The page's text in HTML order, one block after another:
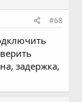
#68
задержка,